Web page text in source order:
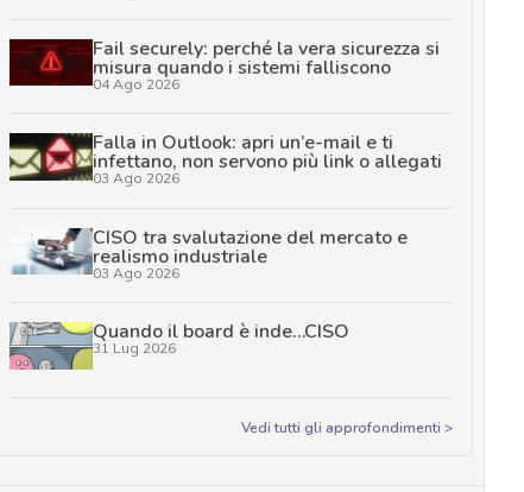
Fail securely: perché la vera sicurezza si
misura quando i sistemi falliscono
04 Ago 2026
Falla in Outlook: apri un’e-mail e ti
infettano, non servono più link o allegati
03 Ago 2026
CISO tra svalutazione del mercato e
realismo industriale
03 Ago 2026
Quando il board è inde…CISO
31 Lug 2026
Vedi tutti gli approfondimenti >